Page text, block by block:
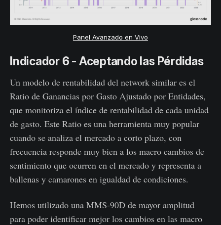
Panel Avanzado en Vivo
Indicador 6 - Aceptando las Pérdidas
Un modelo de rentabilidad del network similar es el
Ratio de Ganancias por Gasto Ajustado por Entidades,
que monitoriza el índice de rentabilidad de cada unidad
de gasto. Este Ratio es una herramienta muy popular
cuando se analiza el mercado a corto plazo, con
frecuencia responde muy bien a los macro cambios de
sentimiento que ocurren en el mercado y representa a
ballenas y camarones en igualdad de condiciones.
Hemos utilizado una MMS-90D de mayor amplitud
para poder identificar mejor los cambios en las macro